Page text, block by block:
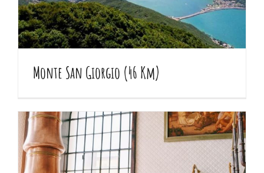
Monte San Giorgio (46 Km)